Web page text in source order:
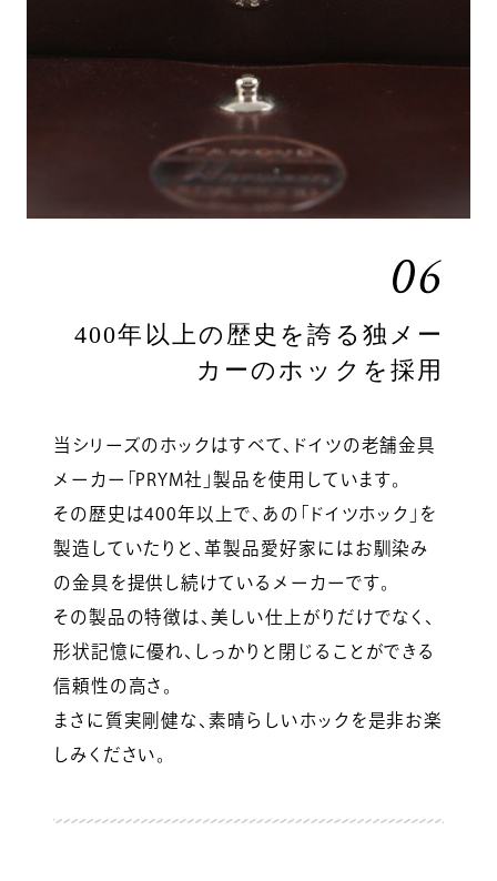
06
400年以上の歴史を誇る独メー
カーのホックを採用
当シリーズのホックはすべて、ドイツの老舗金具
メーカー「PRYM社」製品を使用しています。
その歴史は400年以上で、あの「ドイツホック」を
製造していたりと、革製品愛好家にはお馴染み
の金具を提供し続けているメーカーです。
その製品の特徴は、美しい仕上がりだけでなく、
形状記憶に優れ、しっかりと閉じることができる
信頼性の高さ。
まさに質実剛健な、素晴らしいホックを是非お楽
しみください。